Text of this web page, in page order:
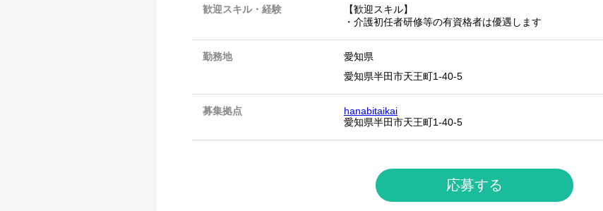
歓迎スキル・経験
【歓迎スキル】
・介護初任者研修等の有資格者は優遇します
勤務地
愛知県
愛知県半田市天王町1-40-5
募集拠点
hanabitaikai
愛知県半田市天王町1-40-5
応募する